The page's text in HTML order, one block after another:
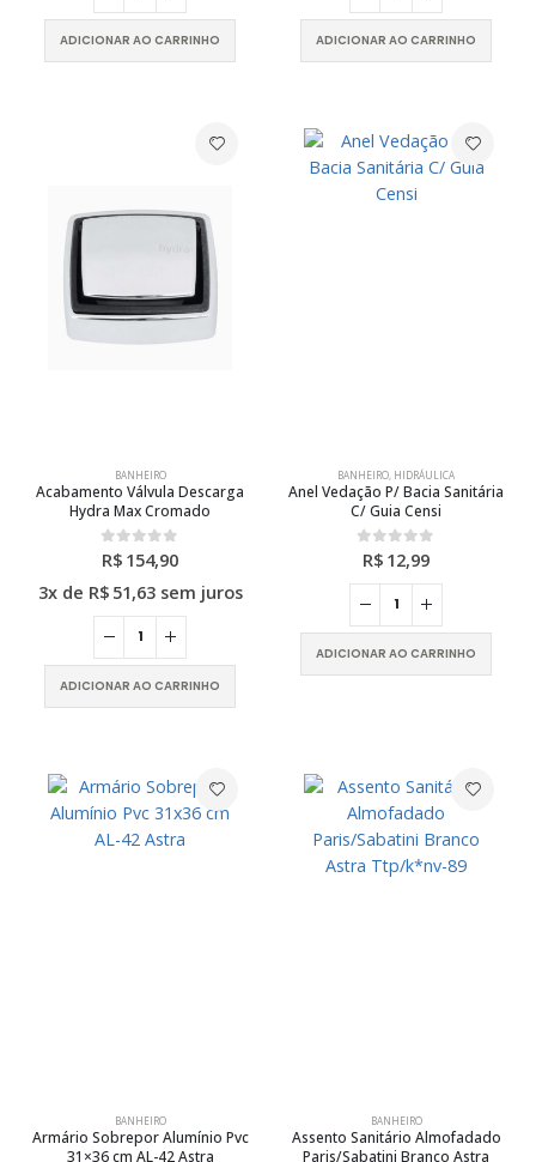
ADICIONAR AO CARRINHO ADICIONAR AO CARRINHO
BANHEIRO
Acabamento Válvula Descarga
Hydra Max Cromado
0out of 5
R$ 154,90
3x de R$ 51,63 sem juros
ADICIONAR AO CARRINHO
BANHEIRO HIDRÁULICA
Anel Vedação P/ Bacia Sanitária
C/ Guia Censi
0out of 5
R$ 12,99
ADICIONAR AO CARRINHO
BANHEIRO
Armário Sobrepor Alumínio Pvc
31×36 cm AL-42 Astra
BANHEIRO
Assento Sanitário Almofadado
Paris/Sabatini Branco Astra